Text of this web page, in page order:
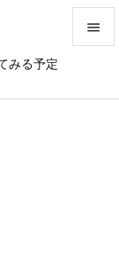
みる予定
